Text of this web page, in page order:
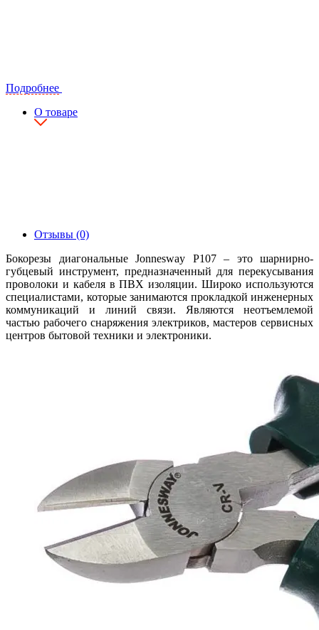
Подробнее
О товаре
Отзывы (0)
Бокорезы диагональные Jonnesway P107 – это шарнирно-
губцевый инструмент, предназначенный для перекусывания
проволоки и кабеля в ПВХ изоляции. Широко используются
специалистами, которые занимаются прокладкой инженерных
коммуникаций и линий связи. Являются неотъемлемой
частью рабочего снаряжения электриков, мастеров сервисных
центров бытовой техники и электроники.